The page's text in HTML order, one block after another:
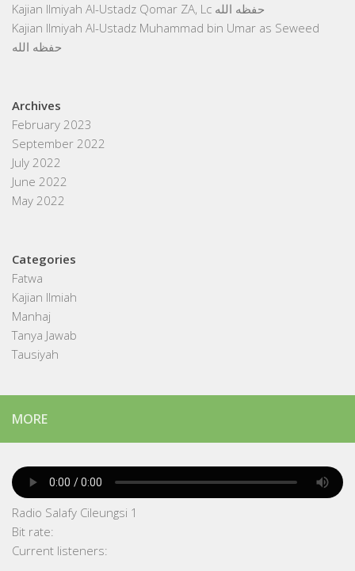
Kajian Ilmiyah Al-Ustadz Qomar ZA, Lc حفظه الله
Kajian Ilmiyah Al-Ustadz Muhammad bin Umar as Seweed
حفظه الله
Archives
February 2023
September 2022
July 2022
June 2022
May 2022
Categories
Fatwa
Kajian Ilmiah
Manhaj
Tanya Jawab
Tausiyah
MORE
Radio Salafy Cileungsi 1
Bit rate:
Current listeners: